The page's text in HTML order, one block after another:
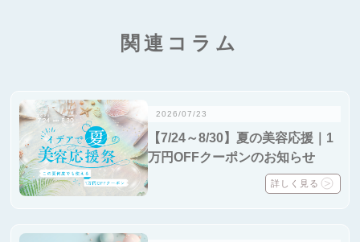
関連コラム
2026/07/23
【7/24～8/30】夏の美容応援｜1
万円OFFクーポンのお知らせ
詳しく見る